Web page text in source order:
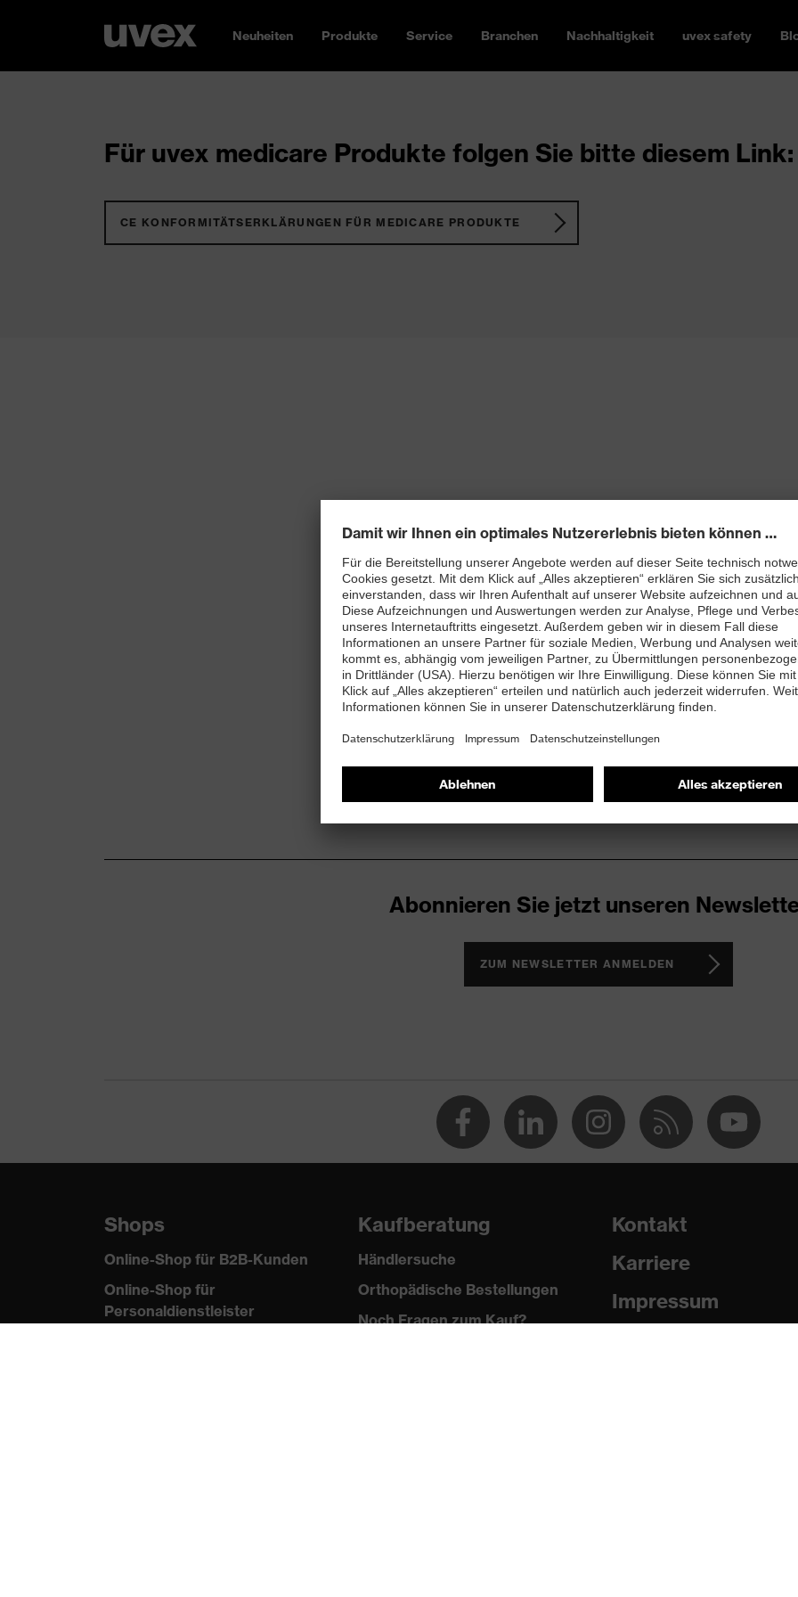
Neuheiten Produkte Service Branchen Nachhaltigkeit uvex safety
Für uvex medicare Produkte folgen Sie bitte diesem Link:
CE KONFORMITÄTSERKLÄRUNGEN FÜR MEDICARE PRODUKTE
Abonnieren Sie jetzt unseren
ZUM NEWSLETTER ANMELDEN
Shops
Online-Shop für B2B-Kunden
Online-Shop für
Personaldienstleister
Kaufberatung
Händlersuche
Orthopädische Bestellungen
Noch Fragen zum Kauf?
Kontakt
Karriere
Impressum